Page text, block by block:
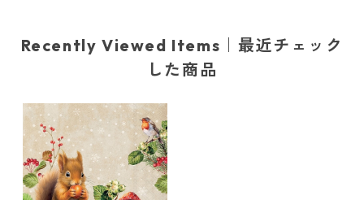
Recently Viewed Items｜最近チェック
した商品